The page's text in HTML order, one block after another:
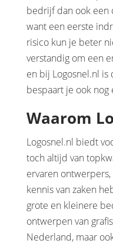
bedrijf dan ook een
want een eerste
risico kun je beter
verstandig om een
en bij Logosnel.nl
bespaart je ook nog
Waarom
Logosnel.nl biedt
toch altijd van
ervaren
kennis van zaken
grote en kleinere
ontwerpen van
Nederland, maar